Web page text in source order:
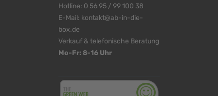
Hotline: 0 56 95 / 99 100 38
E-Mail: kontakt@ab-in-die-
box.de
Verkauf & telefonische Beratung
Mo-Fr: 8-16 Uhr